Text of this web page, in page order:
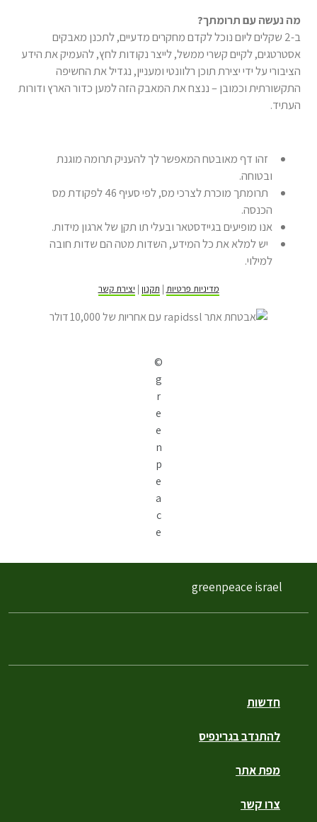
מה נעשה עם תרומתך?
ב-2 שקלים ליום נוכל לקדם מחקרים מדעיים, לתכנן מאבקים
אסטרטגים, לקיים קשרי ממשל, לייצר נקודות לחץ, להעמיק את הידע
הציבורי על ידי יצירת תוכן רלוונטי ומעניין, נגדיל את החשיפה
התקשורתית וכמובן – ננצח את המאבק הזה למען כדור הארץ ודורות
העתיד.
זהו דף מאובטח המאפשר לך להעניק תרומה מוגנת
ובטוחה.
תרומתך מוכרת לצרכי מס, לפי סעיף 46 לפקודת מס
הכנסה.
אנו מופיעים בגיידסטאר ובעלי תו תקן של ארגון מידות.
יש למלא את כל המידע, השדות מטה הם שדות חובה
למילוי.
מדיניות פרטיות | תקנון | יצירת קשר
©
g
r
e
e
n
p
e
a
c
e
חדשות
להתנדב בגרינפיס
מפת אתר
צרו קשר